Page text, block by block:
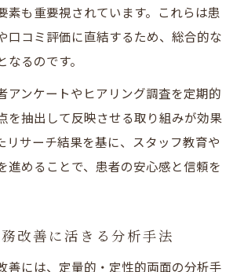
素も重要視されています。これらは患
口コミ評価に直結するため、総合的な
るのです。
アンケートやヒアリング調査を定期的
を抽出して反映させる取り組みが効果
リサーチ結果を基に、スタッフ教育や
進めることで、患者の安心感と信頼を
改善に活きる分析手法
善には、定量的・定性的両面の分析手